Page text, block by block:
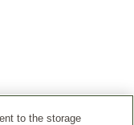
to the storage